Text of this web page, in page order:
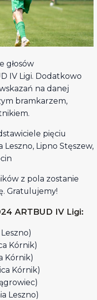
głosów
IV Ligi. Dodatkowo
na danej
bramkarzem,
pięciu
Lipno Stęszew,
z pola zostanie
Gratulujemy!
ARTBUD IV Ligi:
Kórnik)
Kórnik)
Kórnik)
Leszno)